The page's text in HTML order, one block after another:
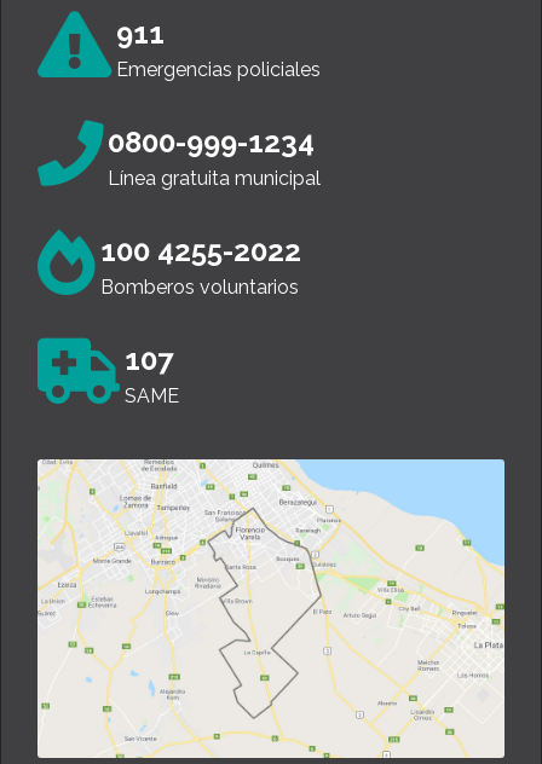
911
Emergencias policiales
0800-999-1234
Línea gratuita municipal
100 4255-2022
Bomberos voluntarios
107
SAME